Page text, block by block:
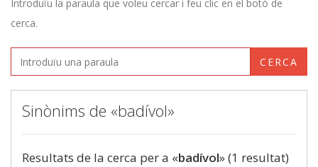
Introduïu la paraula que voleu cercar i feu clic en el botó de
cerca.
CERCA
Sinònims de «badívol»
Resultats de la cerca per a «badívol» (1 resultat)